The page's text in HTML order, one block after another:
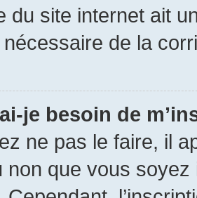
du site internet ait
nécessaire de la
je besoin de
ne pas le faire, il
non que vous